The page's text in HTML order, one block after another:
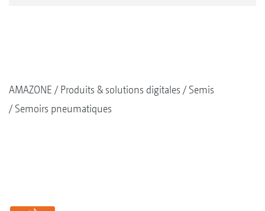
AMAZONE Produits & solutions digitales
Semis
Semoirs pneumatiques